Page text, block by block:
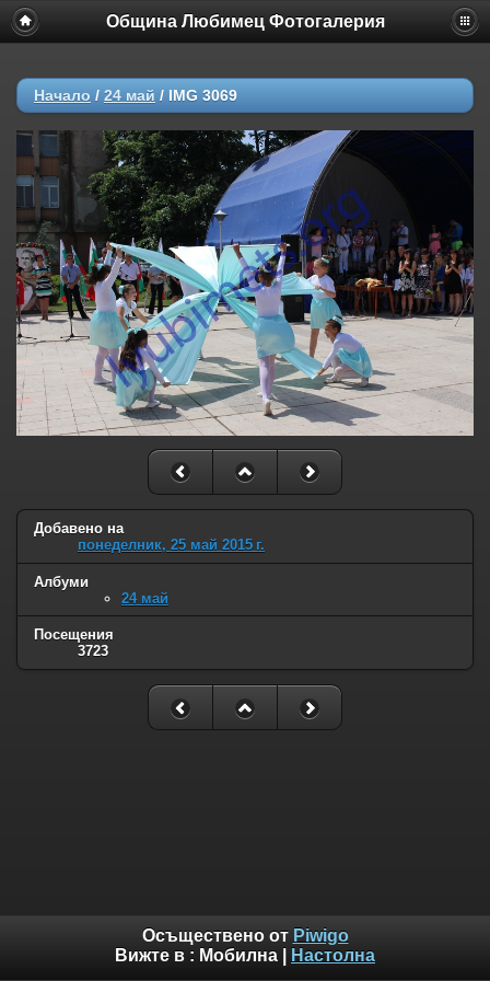
Община Любимец Фотогалерия
Начало / 24 май / IMG 3069
Добавено на
понеделник, 25 май 2015 г.
Албуми
24 май
Посещения
3723
Осъществено от Piwigo
Вижте в : Мобилна Настолна